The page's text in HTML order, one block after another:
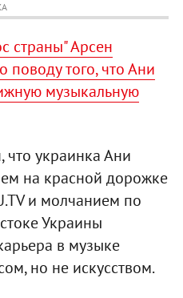
страны" Арсен
поводу того, что Ани
музыкальную
украинка Ани
на красной дорожке
и молчанием по
Украины
в музыке
но не искусством.